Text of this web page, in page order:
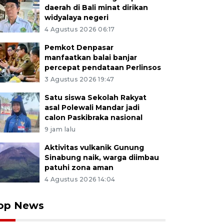
daerah di Bali minat dirikan
widyalaya negeri
4 Agustus 2026 06:17
Pemkot Denpasar
manfaatkan balai banjar
percepat pendataan Perlinsos
3 Agustus 2026 19:47
Satu siswa Sekolah Rakyat
asal Polewali Mandar jadi
calon Paskibraka nasional
9 jam lalu
Aktivitas vulkanik Gunung
Sinabung naik, warga diimbau
patuhi zona aman
4 Agustus 2026 14:04
News